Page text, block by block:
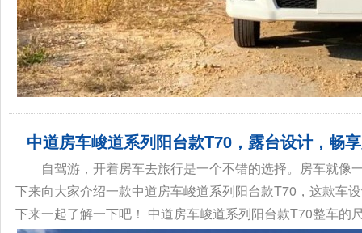
中道房车峻道系列阳台款T70，露台设计，畅
自驾游，开着房车去旅行是一个不错的选择。房车就
下来向大家介绍一款中道房车峻道系列阳台款T70，这款车
下来一起了解一下吧！ 中道房车峻道系列阳台款T70整车的